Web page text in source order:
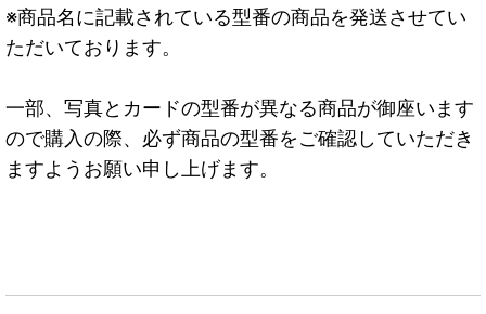
※商品名に記載されている型番の商品を発送させてい
ただいております。
一部、写真とカードの型番が異なる商品が御座います
ので購入の際、必ず商品の型番をご確認していただき
ますようお願い申し上げます。